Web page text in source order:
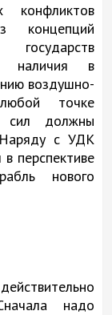
концепций
наличия в
воздушно-
точке
сил должны
Наряду с УДК
перспективе
нового
надо